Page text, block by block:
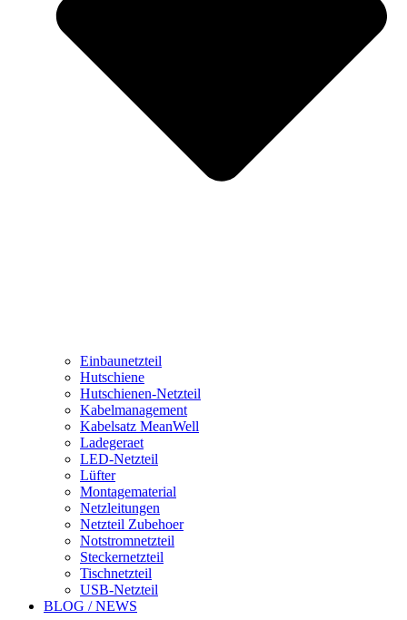
Einbaunetzteil
Hutschiene
Hutschienen-Netzteil
Kabelmanagement
Kabelsatz MeanWell
Ladegeraet
LED-Netzteil
Lüfter
Montagematerial
Netzleitungen
Netzteil Zubehoer
Notstromnetzteil
Steckernetzteil
Tischnetzteil
USB-Netzteil
BLOG / NEWS